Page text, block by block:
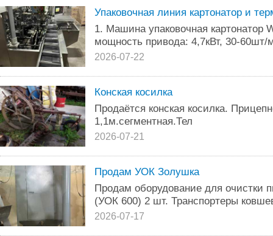
Упаковочная линия картонатор и
1. Машина упаковочная картонатор
мощность привода: 4,7кВт, 30-
2026-07-22
Конская косилка
Продаётся конская косилка.
1,1м.сегментная.Тел
2026-07-21
Продам УОК Золушка
Продам оборудование для
(УОК 600) 2 шт. Транспортеры
2026-07-17